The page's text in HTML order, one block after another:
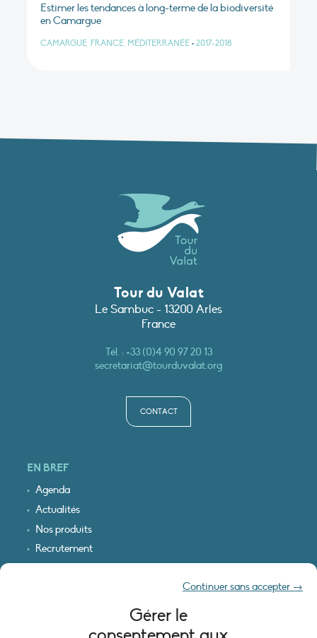
Gérer le
Continuer sans accepter →
Estimer les tendances à long-terme de la biodiversité
en Camargue
CAMARGUE, FRANCE, MÉDITERRANÉE • 2017-2018
Tour du Valat
Le Sambuc - 13200 Arles
France
Tél. : +33 (0)4 90 97 20 13
secretariat@tourduvalat.org
CONTACT
EN BREF
Agenda
Actualités
Nos produits
Recrutement
INFORMATIONS LÉGALES